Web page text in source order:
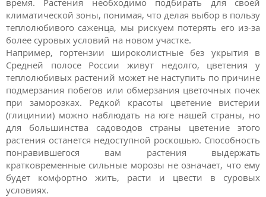
время. Растения необходимо подбирать для своей
климатической зоны, понимая, что делая выбор в пользу
теплолюбивого саженца, мы рискуем потерять его из-за
более суровых условий на новом участке.
Например, гортензии широколистные без укрытия в
Средней полосе России живут недолго, цветения у
теплолюбивых растений может не наступить по причине
подмерзания побегов или обмерзания цветочных почек
при заморозках. Редкой красоты цветение вистерии
(глицинии) можно наблюдать на юге нашей страны, но
для большинства садоводов страны цветение этого
растения останется недоступной роскошью. Способность
понравившегося вам растения выдержать
кратковременные сильные морозы не означает, что ему
будет комфортно жить, расти и цвести в суровых
условиях.